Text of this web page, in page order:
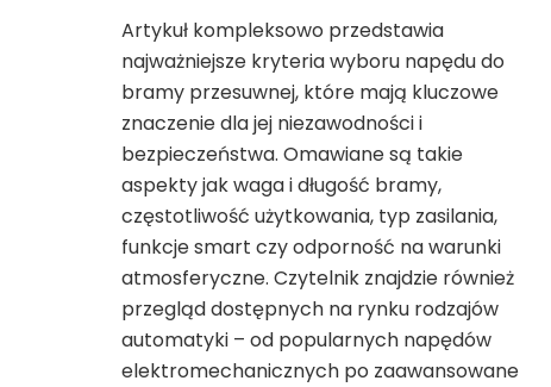
Artykuł kompleksowo przedstawia
najważniejsze kryteria wyboru napędu do
bramy przesuwnej, które mają kluczowe
znaczenie dla jej niezawodności i
bezpieczeństwa. Omawiane są takie
aspekty jak waga i długość bramy,
częstotliwość użytkowania, typ zasilania,
funkcje smart czy odporność na warunki
atmosferyczne. Czytelnik znajdzie również
przegląd dostępnych na rynku rodzajów
automatyki – od popularnych napędów
elektromechanicznych po zaawansowane